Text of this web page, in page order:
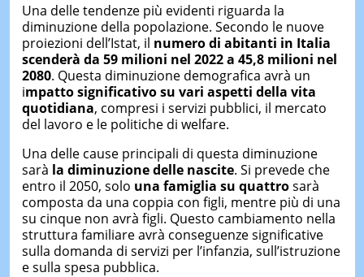
Una delle tendenze più evidenti riguarda la
diminuzione della popolazione. Secondo le nuove
proiezioni dell’Istat, il numero di abitanti in Italia
scenderà da 59 milioni nel 2022 a 45,8 milioni nel
2080. Questa diminuzione demografica avrà un
impatto significativo su vari aspetti della vita
quotidiana, compresi i servizi pubblici, il mercato
del lavoro e le politiche di welfare.
Una delle cause principali di questa diminuzione
sarà la diminuzione delle nascite. Si prevede che
entro il 2050, solo una famiglia su quattrosarà
composta da una coppia con figli, mentre più di una
su cinque non avrà figli. Questo cambiamento nella
struttura familiare avrà conseguenze significative
sulla domanda di servizi per l’infanzia, sull’istruzione
e sulla spesa pubblica.